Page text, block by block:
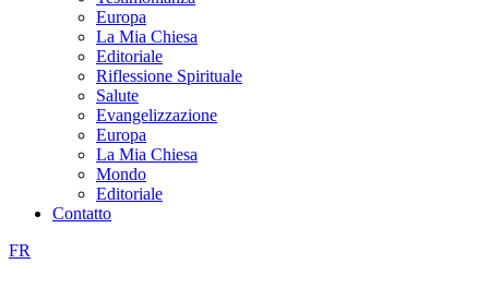
Europa
La Mia Chiesa
Editoriale
Riflessione Spirituale
Salute
Evangelizzazione
Europa
La Mia Chiesa
Mondo
Editoriale
Contatto
FR